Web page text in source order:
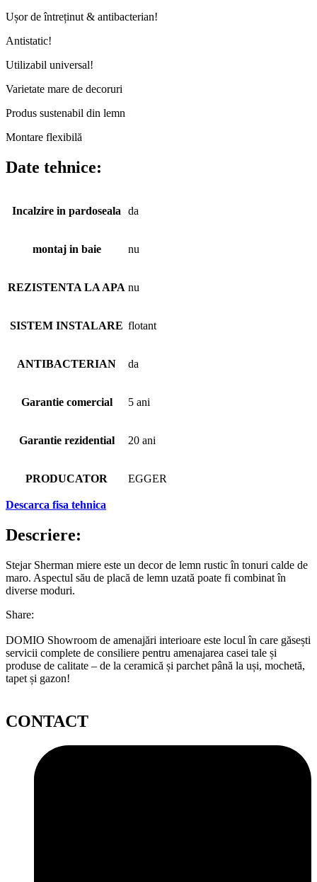
Ușor de întreținut & antibacterian!
Antistatic!
Utilizabil universal!
Varietate mare de decoruri
Produs sustenabil din lemn
Montare flexibilă
Date tehnice:
Incalzire in pardoseala da
montaj in baie nu
REZISTENTA LA APA nu
SISTEM INSTALARE flotant
ANTIBACTERIAN da
Garantie comercial 5 ani
Garantie rezidential 20 ani
PRODUCATOR EGGER
Descarca fisa tehnica
Descriere:
Stejar Sherman miere este un decor de lemn rustic în tonuri calde de
maro. Aspectul său de placă de lemn uzată poate fi combinat în
diverse moduri.
Share:
DOMIO Showroom de amenajări interioare este locul în care găsești
servicii complete de consiliere pentru amenajarea casei tale și
produse de calitate – de la ceramică și parchet până la uși, mochetă,
tapet și gazon!
CONTACT